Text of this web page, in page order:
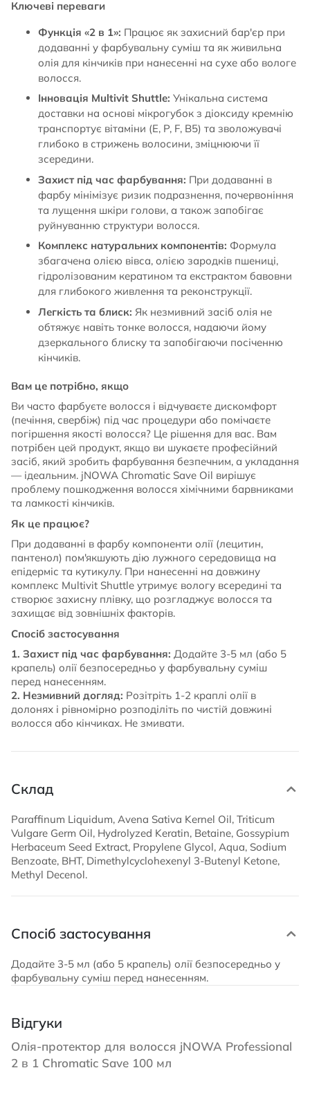
Ключеві переваги
Функція «2 в 1»: Працює як захисний бар'єр при
додаванні у фарбувальну суміш та як живильна
олія для кінчиків при нанесенні на сухе або вологе
волосся.
Інновація Multivit Shuttle: Унікальна система
доставки на основі мікрогубок з діоксиду кремнію
транспортує вітаміни (E, P, F, B5) та зволожувачі
глибоко в стрижень волосини, зміцнюючи її
зсередини.
Захист під час фарбування: При додаванні в
фарбу мінімізує ризик подразнення, почервоніння
та лущення шкіри голови, а також запобігає
руйнуванню структури волосся.
Комплекс натуральних компонентів: Формула
збагачена олією вівса, олією зародків пшениці,
гідролізованим кератином та екстрактом бавовни
для глибокого живлення та реконструкції.
Легкість та блиск: Як незмивний засіб олія не
обтяжує навіть тонке волосся, надаючи йому
дзеркального блиску та запобігаючи посіченню
кінчиків.
Вам це потрібно, якщо
Ви часто фарбуєте волосся і відчуваєте дискомфорт
(печіння, свербіж) під час процедури або помічаєте
погіршення якості волосся? Це рішення для вас. Вам
потрібен цей продукт, якщо ви шукаєте професійний
засіб, який зробить фарбування безпечним, а укладання
— ідеальним. jNOWA Chromatic Save Oil вирішує
проблему пошкодження волосся хімічними барвниками
та ламкості кінчиків.
Як це працює?
При додаванні в фарбу компоненти олії (лецитин,
пантенол) пом'якшують дію лужного середовища на
епідерміс та кутикулу. При нанесенні на довжину
комплекс Multivit Shuttle утримує вологу всередині та
створює захисну плівку, що розгладжує волосся та
захищає від зовнішніх факторів.
Спосіб застосування
1. Захист під час фарбування: Додайте 3-5 мл (або 5
крапель) олії безпосередньо у фарбувальну суміш
перед нанесенням.
2. Незмивний догляд: Розітріть 1-2 краплі олії в
долонях і рівномірно розподіліть по чистій довжині
волосся або кінчиках. Не змивати.
Склад
Paraffinum Liquidum, Avena Sativa Kernel Oil, Triticum
Vulgare Germ Oil, Hydrolyzed Keratin, Betaine, Gossypium
Herbaceum Seed Extract, Propylene Glycol, Aqua, Sodium
Benzoate, BHT, Dimethylcyclohexenyl 3-Butenyl Ketone,
Methyl Decenol.
Спосіб застосування
Додайте 3-5 мл (або 5 крапель) олії безпосередньо у
фарбувальну суміш перед нанесенням.
Відгуки
Олія-протектор для волосся jNOWA Professional
2 в 1 Chromatic Save 100 мл